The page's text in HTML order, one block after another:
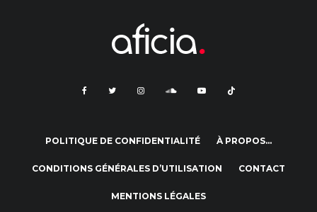
POLITIQUE DE CONFIDENTIALITÉ À PROPOS…
CONDITIONS GÉNÉRALES D’UTILISATION CONTACT
MENTIONS LÉGALES